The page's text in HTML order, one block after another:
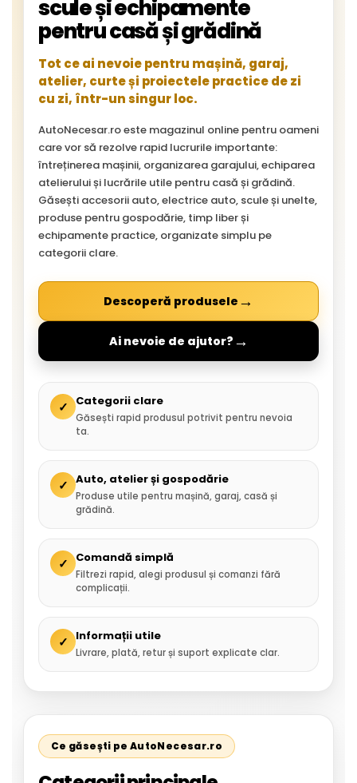
scule și echipamente
pentru casă și grădină
Tot ce ai nevoie pentru mașină, garaj,
atelier, curte și proiectele practice de zi
cu zi, într-un singur loc.
AutoNecesar.ro este magazinul online pentru oameni
care vor să rezolve rapid lucrurile importante:
întreținerea mașinii, organizarea garajului, echiparea
atelierului și lucrările utile pentru casă și grădină.
Găsești accesorii auto, electrice auto, scule și unelte,
produse pentru gospodărie, timp liber și
echipamente practice, organizate simplu pe
categorii clare.
Descoperă produsele →
Ai nevoie de ajutor? →
✓ Categorii clare
Găsești rapid produsul potrivit pentru nevoia
ta.
✓ Auto, atelier și gospodărie
Produse utile pentru mașină, garaj, casă și
grădină.
✓ Comandă simplă
Filtrezi rapid, alegi produsul și comanzi fără
complicații.
✓ Informații utile
Livrare, plată, retur și suport explicate clar.
Ce găsești pe AutoNecesar.ro